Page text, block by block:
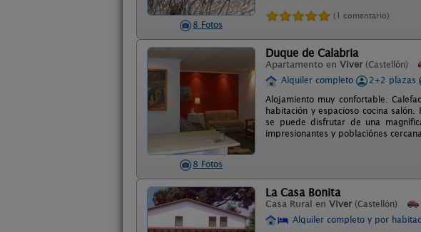
8 Fotos
(1 comentario)
8 Fotos
Duque de Calabria
Apartamento en Viver (Castellón)
Alquiler completo
2+2 plazas
Alojamiento muy confortable.
habitación y espacioso cocina
se puede disfrutar de una
impresionantes y poblaciónes
La Casa Bonita
Casa Rural en Viver (Castellón)
Alquiler completo y por